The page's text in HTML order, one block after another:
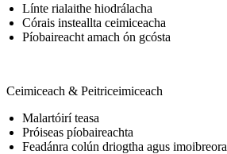
Línte rialaithe hiodrálacha
Córais insteallta ceimiceacha
Píobaireacht amach ón gcósta
Ceimiceach & Peitriceimiceach
Malartóirí teasa
Próiseas píobaireachta
Feadánra colún driogtha agus imoibreora